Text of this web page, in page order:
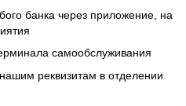
банка через приложение, на
самообслуживания
реквизитам в отделении